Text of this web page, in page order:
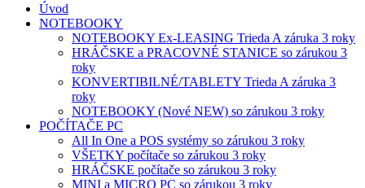
Úvod
NOTEBOOKY
NOTEBOOKY Ex-LEASING Trieda A záruka 3 roky
HRÁČSKE a PRACOVNÉ STANICE so zárukou 3
roky
KONVERTIBILNÉ/TABLETY Trieda A záruka 3
roky
NOTEBOOKY (Nové NEW) so zárukou 3 roky
POČÍTAČE PC
All In One a POS systémy so zárukou 3 roky
VŠETKY počítače so zárukou 3 roky
HRÁČSKE počítače so zárukou 3 roky
MINI a MICRO PC so zárukou 3 roky